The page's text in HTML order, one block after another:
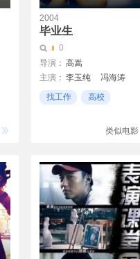
2004
毕业生
0
导演： 高嵩
主演： 李玉纯
冯海涛
金莲找工作
高校
类似电影